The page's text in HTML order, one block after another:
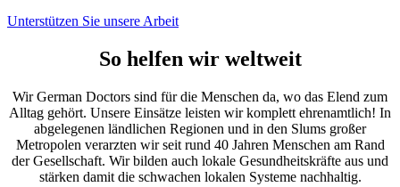
Unterstützen Sie unsere Arbeit
So helfen wir weltweit
Wir German Doctors sind für die Menschen da, wo das Elend zum
Alltag gehört. Unsere Einsätze leisten wir komplett ehrenamtlich! In
abgelegenen ländlichen Regionen und in den Slums großer
Metropolen verarzten wir seit rund 40 Jahren Menschen am Rand
der Gesellschaft. Wir bilden auch lokale Gesundheitskräfte aus und
stärken damit die schwachen lokalen Systeme nachhaltig.